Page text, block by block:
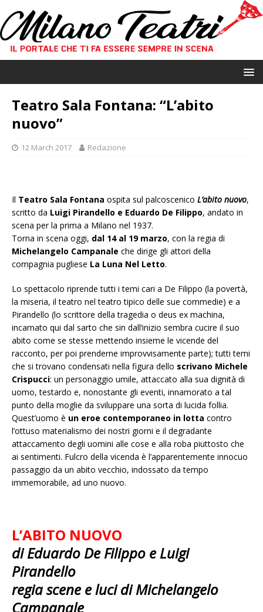
Teatro Sala Fontana: “L’abito
nuovo”
12 March 2017 Redazione
Il Teatro Sala Fontana ospita sul palcoscenico L’abito nuovo,
scritto da Luigi Pirandello e Eduardo De Filippo, andato in
scena per la prima a Milano nel 1937.
Torna in scena oggi, dal 14 al 19 marzo, con la regia di
Michelangelo Campanale che dirige gli attori della
compagnia pugliese La Luna Nel Letto.
Lo spettacolo riprende tutti i temi cari a De Filippo (la povertà,
la miseria, il teatro nel teatro tipico delle sue commedie) e a
Pirandello (lo scrittore della tragedia o deus ex machina,
incarnato qui dal sarto che sin dall’inizio sembra cucire il suo
abito come se stesse mettendo insieme le vicende del
racconto, per poi prenderne improvvisamente parte); tutti temi
che si trovano condensati nella figura dello scrivano Michele
Crispucci: un personaggio umile, attaccato alla sua dignità di
uomo, testardo e, nonostante gli eventi, innamorato a tal
punto della moglie da sviluppare una sorta di lucida follia.
Quest’uomo è un eroe contemporaneo in lotta contro
l’ottuso materialismo dei nostri giorni e il degradante
attaccamento degli uomini alle cose e alla roba piuttosto che
ai sentimenti. Fulcro della vicenda è l’apparentemente innocuo
passaggio da un abito vecchio, indossato da tempo
immemorabile, ad uno nuovo.
L’ABITO NUOVO
di Eduardo De Filippo e Luigi
Pirandello
regia scene e luci di Michelangelo
Campanale